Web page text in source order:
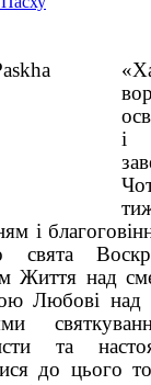
і
і
свята
Життя над
Любові над
та
до цього